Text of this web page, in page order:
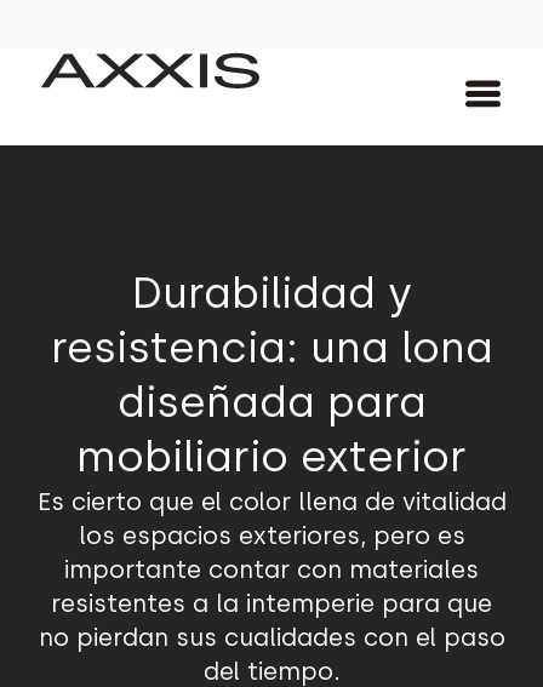
Durabilidad y
resistencia: una lona
diseñada para
mobiliario exterior
Es cierto que el color llena de vitalidad
los espacios exteriores, pero es
importante contar con materiales
resistentes a la intemperie para que
no pierdan sus cualidades con el paso
del tiempo.